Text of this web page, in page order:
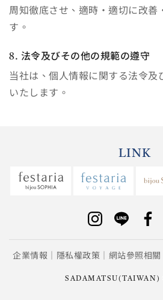
周知徹底させ、適時・適切に改善
す。
8. 法令及びその他の規範の遵守
当社は、個人情報に関する法令及
いたします。
LINK
企業情報 隱私權政策 網站參照相關
SADAMATSU(TAIWAN)